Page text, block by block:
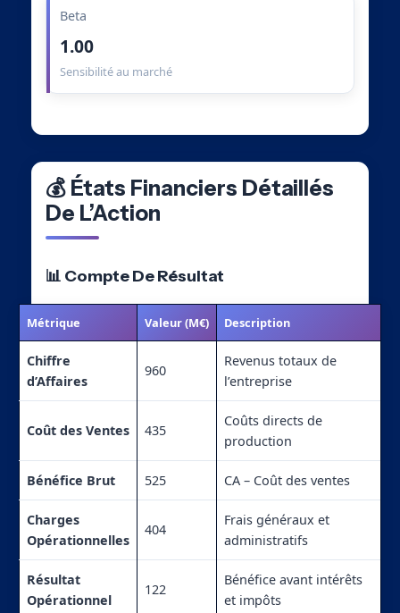
Beta
1.00
Sensibilité au marché
💰 États Financiers Détaillés
De L’Action
📊 Compte De Résultat
Métrique Valeur (M€) Description
Chiffre
d’Affaires
960
Revenus totaux de
l’entreprise
Coût des Ventes 435
Coûts directs de
production
Bénéfice Brut 525 CA – Coût des ventes
Charges
Opérationnelles
404
Frais généraux et
administratifs
Résultat
Opérationnel
122
Bénéfice avant intérêts
et impôts